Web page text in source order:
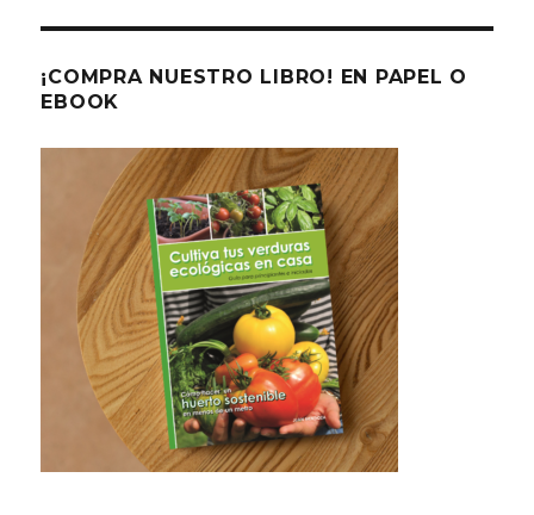
¡COMPRA NUESTRO LIBRO! EN PAPEL O
EBOOK